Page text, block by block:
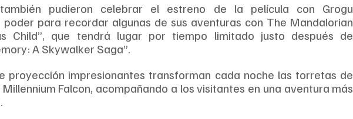
pudieron celebrar el estreno de la película con Grogu
poder para recordar algunas de sus aventuras con The Mandalorian
Child”, que tendrá lugar por tiempo limitado justo después de
A Skywalker Saga”.
proyección impresionantes transforman cada noche las torretas de
Falcon, acompañando a los visitantes en una aventura más